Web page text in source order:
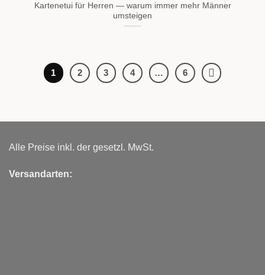
Kartenetui für Herren — warum immer mehr Männer
umsteigen
1 2 3 4 … 6
Alle Preise inkl. der gesetzl. MwSt.
Versandarten: